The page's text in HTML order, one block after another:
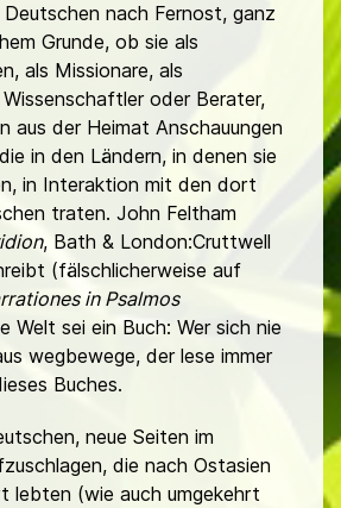
nach Fernost, ganz
Grunde, ob sie als
als Missionare, als
oder Berater,
aus der Heimat Anschauungen
in den Ländern, in denen sie
in Interaktion mit den dort
traten. John Feltham
, Bath & London:Cruttwell
(fälschlicherweise auf
in Psalmos
Welt sei ein Buch: Wer sich nie
wegbewege, der lese immer
Buches.
neue Seiten im
die nach Ostasien
lebten (wie auch umgekehrt